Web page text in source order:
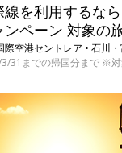
線を利用するな
ンペーン 対象の
31までの帰国分まで ※